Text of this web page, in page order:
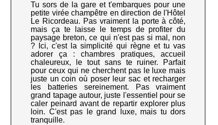
Tu sors de la gare et t'embarques pour une
petite virée champêtre en direction de l'Hôtel
Le Ricordeau. Pas vraiment la porte à côté,
mais ça te laisse le temps de profiter du
paysage breton, ce qui n'est pas si mal, non
? Ici, c'est la simplicité qui règne et tu vas
adorer ça : chambres pratiques, accueil
chaleureux, le tout sans te ruiner. Parfait
pour ceux qui ne cherchent pas le luxe mais
juste un coin où poser leur sac et recharger
les batteries sereinement. Pas vraiment
grand tapage autour, juste l'essentiel pour se
caler peinard avant de repartir explorer plus
loin. C'est pas le grand luxe, mais tu dors
tranquille.